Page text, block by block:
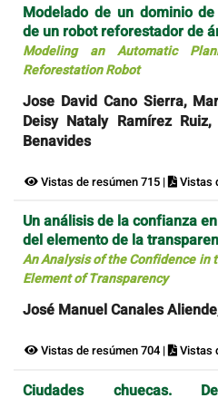
Modelado de un dominio
de un robot reforestador de
Modeling an Automatic
Reforestation Robot
Jose David Cano Sierra,
Deisy Nataly Ramírez
Benavides
Vistas de resúmen 715 | Vistas
Un análisis de la confianza
del elemento de la
An Analysis of the Confidence in
Element of Transparency
José Manuel Canales
Vistas de resúmen 704 | Vistas
Ciudades chuecas.